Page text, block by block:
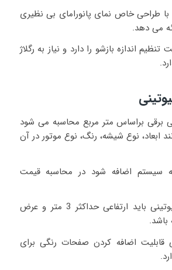
با طراحی خاص نمای پانورامای بی نظیری
می دهد.
تنظیم اندازه بازشو را دارد و نیاز به رگلاژ
برقی براساس متر مربع محاسبه می شود
ابعاد، نوع شیشه، رنگ، نوع موتور در آن
سیستم اضافه شود در محاسبه قیمت
پنجره پاناروما یا گیوتینی باید ارتفاعی حداکثر 3 متر و عرض
قابلیت اضافه کردن صفحات رنگی برای